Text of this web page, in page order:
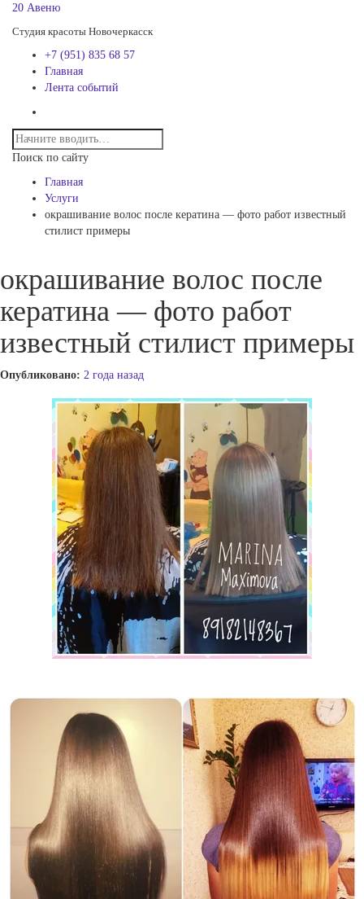
20 Авеню
Студия красоты Новочеркасск
+7 (951) 835 68 57
Главная
Лента событий
Поиск по сайту
Главная
Услуги
окрашивание волос после кератина — фото работ известный
стилист примеры
окрашивание волос после
кератина — фото работ
известный стилист примеры
Опубликовано: 2 года назад